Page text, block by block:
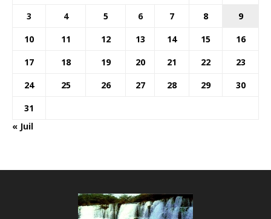
3
4 5 6 7 8
9
10
11 12 13 14 15
16
17
18 19 20 21 22
23
24
25 26 27 28 29
30
31
« Juil